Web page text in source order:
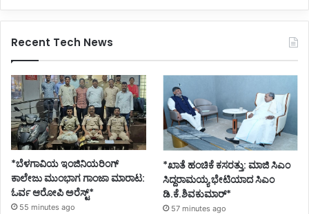
Recent Tech News
*ಬೆಳಗಾವಿಯ ಇಂಜಿನಿಯರಿಂಗ್‌
ಕಾಲೇಜು ಮುಂಭಾಗ ಗಾಂಜಾ ಮಾರಾಟ:
ಓರ್ವ ಆರೋಪಿ ಅರೆಸ್ಟ್*
55 minutes ago
*ಖಾತೆ ಹಂಚಿಕೆ ಕಸರತ್ತು: ಮಾಜಿ ಸಿಎಂ
ಸಿದ್ದರಾಮಯ್ಯ ಭೇಟಿಯಾದ ಸಿಎಂ
ಡಿ.ಕೆ.ಶಿವಕುಮಾರ್*
57 minutes ago